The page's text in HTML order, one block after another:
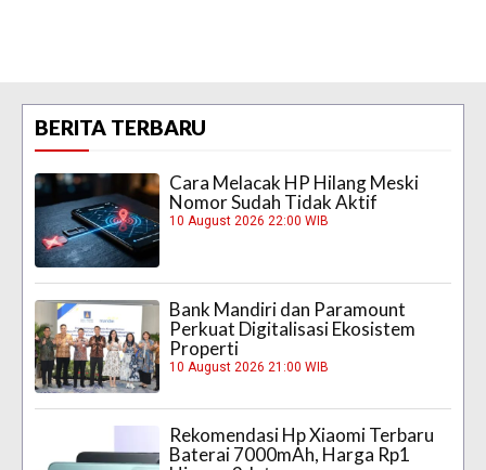
BERITA TERBARU
Cara Melacak HP Hilang Meski
Nomor Sudah Tidak Aktif
10 August 2026 22:00 WIB
Bank Mandiri dan Paramount
Perkuat Digitalisasi Ekosistem
Properti
10 August 2026 21:00 WIB
Rekomendasi Hp Xiaomi Terbaru
Baterai 7000mAh, Harga Rp1